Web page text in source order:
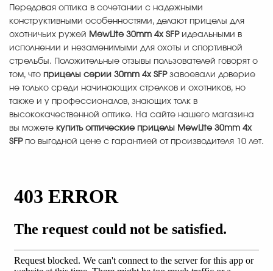
Передовая оптика в сочетании с надежными
конструктивными особенностями, делают прицелы для
охотничьих ружей MewLite 30mm 4x SFPидеальными в
исполнении и незаменимыми для охоты и спортивной
стрельбы. Положительные отзывы пользователей говорят о
том, что прицелы серии 30mm 4x SFPзавоевали доверие
не только среди начинающих стрелков и охотников, но
также и у профессионалов, знающих толк в
высококачественной оптике. На сайте нашего магазина
вы можете купить оптические прицелы MewLite 30mm 4x
SFPпо выгодной цене с гарантией от производителя 10 лет.